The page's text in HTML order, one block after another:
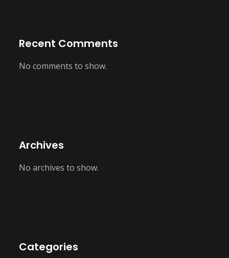
Recent Comments
No comments to show.
Archives
No archives to show.
Categories